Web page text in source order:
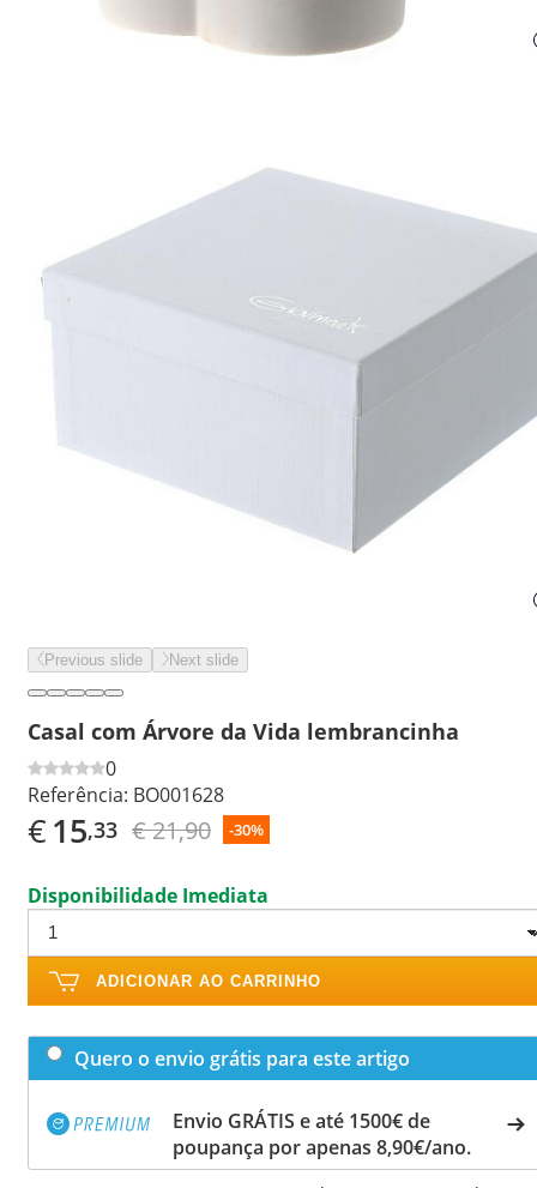
Previous slide Next slide
Casal com Árvore da Vida lembrancinha
0
Referência: BO001628
€15,33 € 21,90 -30%
Disponibilidade Imediata
ADICIONAR AO CARRINHO
Quero o envio grátis para este artigo
Envio GRÁTIS e até 1500€ de
poupança por apenas 8,90€/ano.